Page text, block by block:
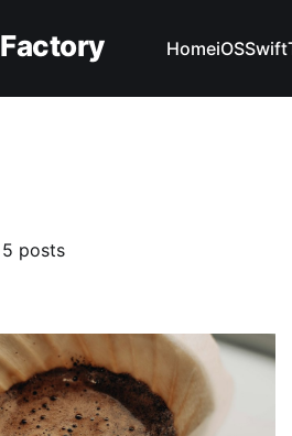
HomeiOSSwift
posts